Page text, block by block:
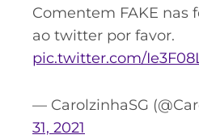
Comentem FAKE nas
ao twitter por favor.
pic.twitter.com/
— CarolzinhaSG
31, 2021